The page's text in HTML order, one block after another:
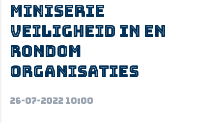
Miniserie
Veiligheid in en
rondom
Organisaties
26-07-2022 10:00